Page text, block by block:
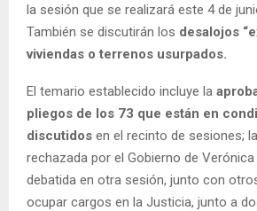
la sesión que se realizará este 4 de
También se discutirán los desalojos
viviendas o terrenos usurpados.
El temario establecido incluye la
pliegos de los 73 que están en
discutidos en el recinto de sesiones;
rechazada por el Gobierno de
debatida en otra sesión, junto con
ocupar cargos en la Justicia, junto a